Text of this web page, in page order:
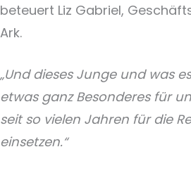
beteuert Liz Gabriel,
Ark.
„Und dieses Junge und was
etwas ganz Besonderes für
seit so vielen Jahren für die
einsetzen.“